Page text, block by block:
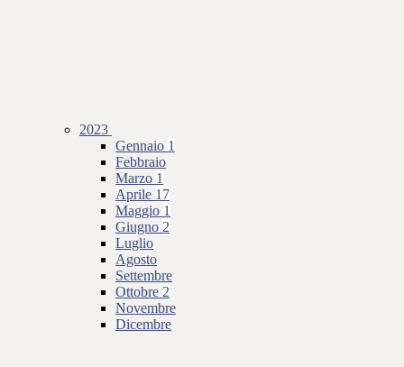
2023
Gennaio 1
Febbraio
Marzo 1
Aprile 17
Maggio 1
Giugno 2
Luglio
Agosto
Settembre
Ottobre 2
Novembre
Dicembre